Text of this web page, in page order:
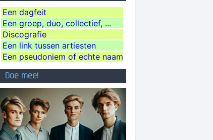
Waar zijn die handen!?~ Regi Penxten
vooral niet zeuren~ Kanye West
Company rejecting the Beatles, 1962...
making it otherwise ~ George Michael
when music does that.~ Dave Gahan
le ton qui fait la music~ Rue Rapide
I appreciate it so much.~ Steven Tyler
Een dagfeit
Een groep, duo, collectief, ...
Discografie
Een link tussen artiesten
Een pseudoniem of echte naam
Doe mee!